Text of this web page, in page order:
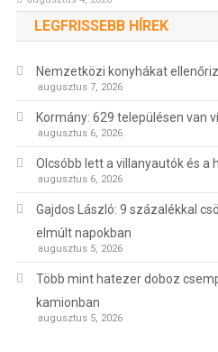
LEGFRISSEBB HÍREK
Nemzetközi konyhákat
augusztus 7, 2026
Kormány: 629 településen van
augusztus 6, 2026
Olcsóbb lett a villanyautók és a
augusztus 6, 2026
Gajdos László: 9 százalékkal
elmúlt napokban
augusztus 5, 2026
Több mint hatezer doboz
kamionban
augusztus 5, 2026